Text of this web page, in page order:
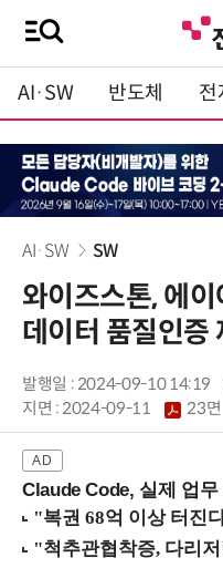
AI·SW 반도체 전
AI·SW SW
와이즈스톤, 에
데이터 품질인증
발행일 : 2024-09-10 14:19
지면 :2024-09-11 23면
Claude Code, 실제 업무 자동